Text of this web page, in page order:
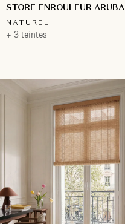
STORE ENROULEUR ARUBA
NATUREL
+ 3 teintes